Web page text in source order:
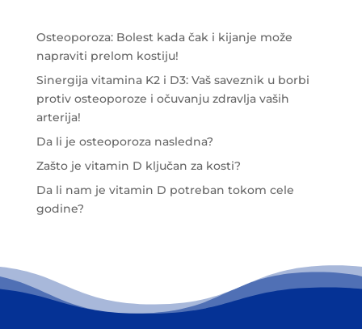
Osteoporoza: Bolest kada čak i kijanje može
napraviti prelom kostiju!
Sinergija vitamina K2 i D3: Vaš saveznik u borbi
protiv osteoporoze i očuvanju zdravlja vaših
arterija!
Da li je osteoporoza nasledna?
Zašto je vitamin D ključan za kosti?
Da li nam je vitamin D potreban tokom cele
godine?